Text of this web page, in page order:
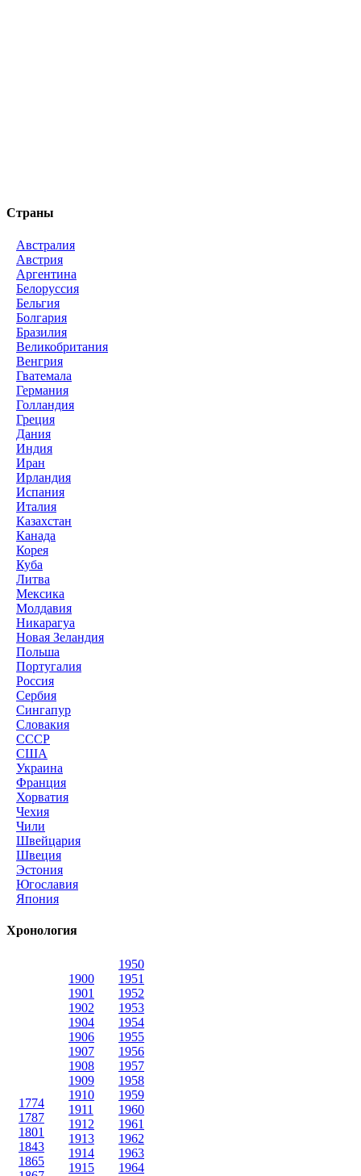
Страны
Австралия
Австрия
Аргентина
Белоруссия
Бельгия
Болгария
Бразилия
Великобритания
Венгрия
Гватемала
Германия
Голландия
Греция
Дания
Индия
Иран
Ирландия
Испания
Италия
Казахстан
Канада
Корея
Куба
Литва
Мексика
Молдавия
Никарагуа
Новая Зеландия
Польша
Португалия
Россия
Сербия
Сингапур
Словакия
СССР
США
Украина
Франция
Хорватия
Чехия
Чили
Швейцария
Швеция
Эстония
Югославия
Япония
Хронология
1774
1787
1801
1843
1865
1900
1901
1902
1904
1906
1907
1908
1909
1910
1911
1912
1913
1914
1915
1950
1951
1952
1953
1954
1955
1956
1957
1958
1959
1960
1961
1962
1963
1964